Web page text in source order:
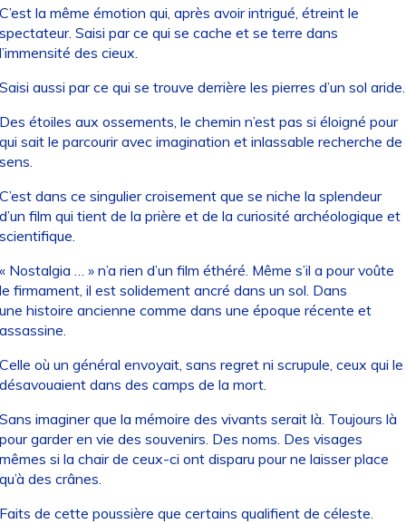
la même émotion qui, après avoir intrigué, étreint le
Saisi par ce qui se cache et se terre dans
des cieux.
aussi par ce qui se trouve derrière les pierres d’un sol aride.
étoiles aux ossements, le chemin n’est pas si éloigné pour
sait le parcourir avec imagination et inlassable recherche de
dans ce singulier croisement que se niche la splendeur
film qui tient de la prière et de la curiosité archéologique et
Nostalgia … » n’a rien d’un film éthéré. Même s’il a pour voûte
firmament, il est solidement ancré dans un sol. Dans
histoire ancienne comme dans une époque récente et
où un général envoyait, sans regret ni scrupule, ceux qui le
dans des camps de la mort.
imaginer que la mémoire des vivants serait là. Toujours là
garder en vie des souvenirs. Des noms. Des visages
si la chair de ceux-ci ont disparu pour ne laisser place
des crânes.
de cette poussière que certains qualifient de céleste.